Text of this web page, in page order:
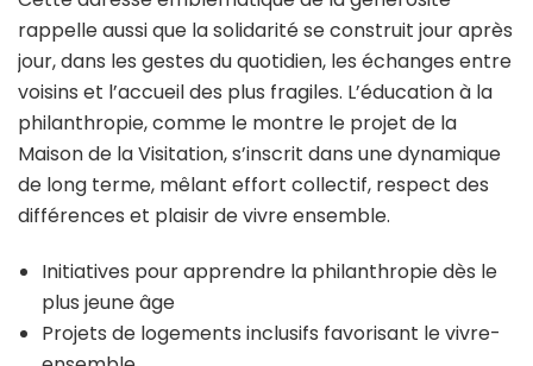
rappelle aussi que la solidarité se construit jour après
jour, dans les gestes du quotidien, les échanges entre
voisins et l’accueil des plus fragiles. L’éducation à la
philanthropie, comme le montre le projet de la
Maison de la Visitation, s’inscrit dans une dynamique
de long terme, mêlant effort collectif, respect des
différences et plaisir de vivre ensemble.
Initiatives pour apprendre la philanthropie dès le
plus jeune âge
Projets de logements inclusifs favorisant le vivre-